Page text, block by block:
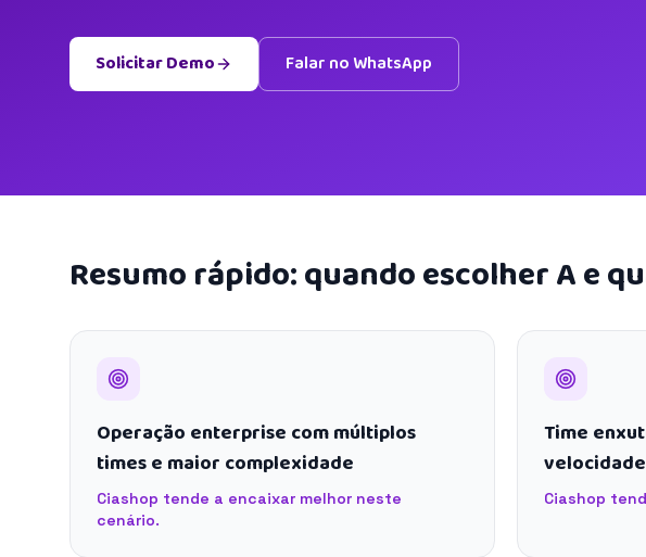
Solicitar Demo Falar no WhatsApp
Resumo rápido: quando escolher A e
Operação enterprise com múltiplos
times e maior complexidade
Ciashop tende a encaixar melhor neste
cenário.
Time
Ciashop